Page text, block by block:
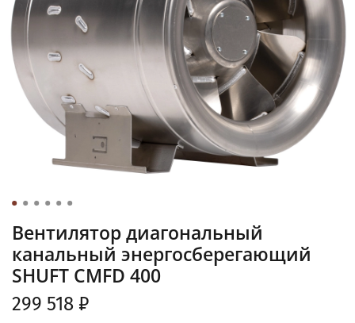
Вентилятор диагональный
канальный энергосберегающий
SHUFT CMFD 400
299 518 ₽